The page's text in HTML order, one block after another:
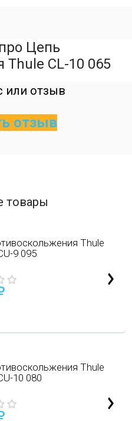
Цепь
Thule CL-10 065
или отзыв
отзыв
товары
Thule
9 095
Thule
10 080